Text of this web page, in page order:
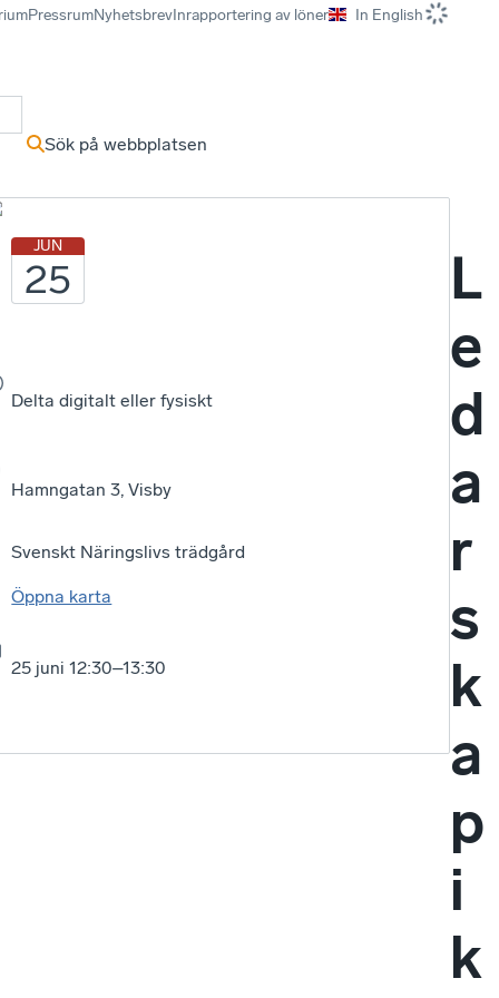
PressrumNyhetsbrevInrapportering av löner In English
Sök på webbplatsen
L
e
d
a
r
s
k
a
p
i
k
JUN
25
Delta digitalt eller fysiskt
Hamngatan 3, Visby
Svenskt Näringslivs trädgård
Öppna karta
25 juni 12:30–13:30